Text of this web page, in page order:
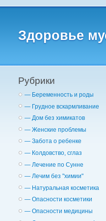
Здоровье
Рубрики
— Беременность и роды
— Грудное вскармливание
— Дом без химикатов
— Женские проблемы
— Забота о ребенке
— Колдовство, сглаз
— Лечение по Сунне
— Лечим без "химии"
— Натуральная косметика
— Опасности косметики
— Опасности медицины